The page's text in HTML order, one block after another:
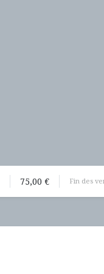
75,00 € Fin des